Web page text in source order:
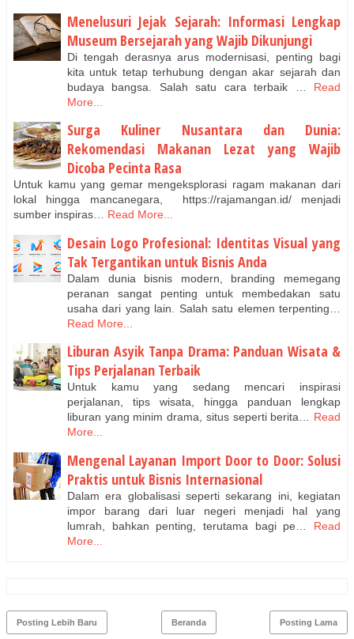
Menelusuri Jejak Sejarah: Informasi Lengkap
Museum Bersejarah yang Wajib Dikunjungi
Di tengah derasnya arus modernisasi, penting bagi
kita untuk tetap terhubung dengan akar sejarah dan
budaya bangsa. Salah satu cara terbaik …
Read
More...
Surga Kuliner Nusantara dan Dunia:
Rekomendasi Makanan Lezat yang Wajib
Dicoba Pecinta Rasa
Untuk kamu yang gemar mengeksplorasi ragam makanan dari
lokal hingga mancanegara, https://rajamangan.id/ menjadi
sumber inspiras… Read More...
Desain Logo Profesional: Identitas Visual yang
Tak Tergantikan untuk Bisnis Anda
Dalam dunia bisnis modern, branding memegang
peranan sangat penting untuk membedakan satu
usaha dari yang lain. Salah satu elemen terpenting…
Read More...
Liburan Asyik Tanpa Drama: Panduan Wisata &
Tips Perjalanan Terbaik
Untuk kamu yang sedang mencari inspirasi
perjalanan, tips wisata, hingga panduan lengkap
liburan yang minim drama, situs seperti berita… Read
More...
Mengenal Layanan Import Door to Door: Solusi
Praktis untuk Bisnis Internasional
Dalam era globalisasi seperti sekarang ini, kegiatan
impor barang dari luar negeri menjadi hal yang
lumrah, bahkan penting, terutama bagi pe…
Read
More...
Posting Lebih Baru Posting Lama
Beranda